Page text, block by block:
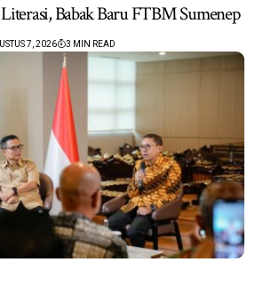
Babak Baru FTBM Sumenep
7, 2026 3 MIN READ